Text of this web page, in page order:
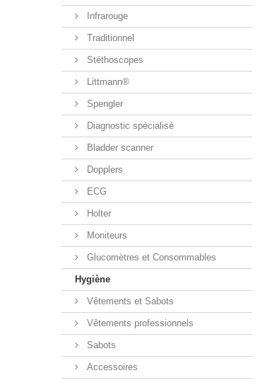
Infrarouge
Traditionnel
Stéthoscopes
Littmann®
Spengler
Diagnostic spécialisé
Bladder scanner
Dopplers
ECG
Holter
Moniteurs
Glucomètres et Consommables
Hygiène
Vêtements et Sabots
Vêtements professionnels
Sabots
Accessoires